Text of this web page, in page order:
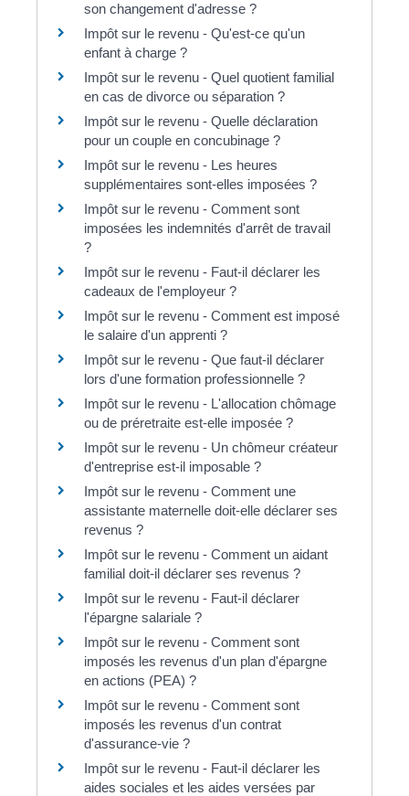
son changement d'adresse ?
Impôt sur le revenu - Qu'est-ce qu'un
enfant à charge ?
Impôt sur le revenu - Quel quotient familial
en cas de divorce ou séparation ?
Impôt sur le revenu - Quelle déclaration
pour un couple en concubinage ?
Impôt sur le revenu - Les heures
supplémentaires sont-elles imposées ?
Impôt sur le revenu - Comment sont
imposées les indemnités d'arrêt de travail
?
Impôt sur le revenu - Faut-il déclarer les
cadeaux de l'employeur ?
Impôt sur le revenu - Comment est imposé
le salaire d'un apprenti ?
Impôt sur le revenu - Que faut-il déclarer
lors d'une formation professionnelle ?
Impôt sur le revenu - L'allocation chômage
ou de préretraite est-elle imposée ?
Impôt sur le revenu - Un chômeur créateur
d'entreprise est-il imposable ?
Impôt sur le revenu - Comment une
assistante maternelle doit-elle déclarer ses
revenus ?
Impôt sur le revenu - Comment un aidant
familial doit-il déclarer ses revenus ?
Impôt sur le revenu - Faut-il déclarer
l'épargne salariale ?
Impôt sur le revenu - Comment sont
imposés les revenus d'un plan d'épargne
en actions (PEA) ?
Impôt sur le revenu - Comment sont
imposés les revenus d'un contrat
d'assurance-vie ?
Impôt sur le revenu - Faut-il déclarer les
aides sociales et les aides versées par